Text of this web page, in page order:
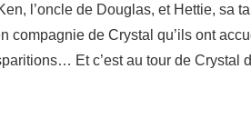
l’oncle de Douglas, et Hettie, sa
compagnie de Crystal qu’ils ont
Et c’est au tour de Crystal